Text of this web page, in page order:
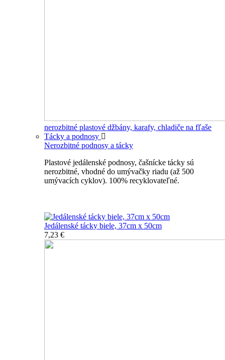
nerozbitné plastové džbány, karafy, chladiče na fľaše
Tácky a podnosy
Nerozbitné podnosy a tácky
Plastové jedálenské podnosy, čašnícke tácky sú
nerozbitné, vhodné do umývačky riadu (až 500
umývacích cyklov). 100% recyklovateľné.
Jedálenské tácky biele, 37cm x 50cm
7,23 €